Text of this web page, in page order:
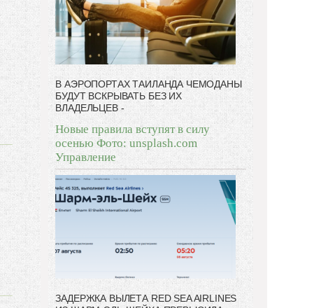
В АЭРОПОРТАХ ТАИЛАНДА ЧЕМОДАНЫ
БУДУТ ВСКРЫВАТЬ БЕЗ ИХ
ВЛАДЕЛЬЦЕВ -
Новые правила вступят в силу
осенью Фото: unsplash.com
Управление
ЗАДЕРЖКА ВЫЛЕТА RED SEA AIRLINES